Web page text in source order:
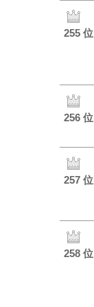
255 位
256 位
257 位
258 位